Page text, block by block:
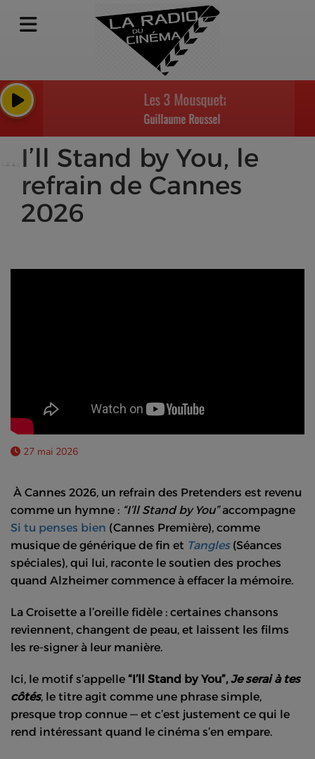
Les 3 Mousquetaires :
Guillaume Roussel
I’ll Stand by You, le
refrain de Cannes
2026
27 mai 2026
À Cannes 2026, un refrain des Pretenders est revenu
comme un hymne : “I’ll Stand by You”accompagne
Si tu penses bien (Cannes Première), comme
musique de générique de fin et Tangles (Séances
spéciales), qui lui, raconte le soutien des proches
quand Alzheimer commence à effacer la mémoire.
La Croisette a l’oreille fidèle : certaines chansons
reviennent, changent de peau, et laissent les films
les re-signer à leur manière.
Ici, le motif s’appelle “I’ll Stand by You”,Je serai à tes
côtés, le titre agit comme une phrase simple,
presque trop connue — et c’est justement ce qui le
rend intéressant quand le cinéma s’en empare.